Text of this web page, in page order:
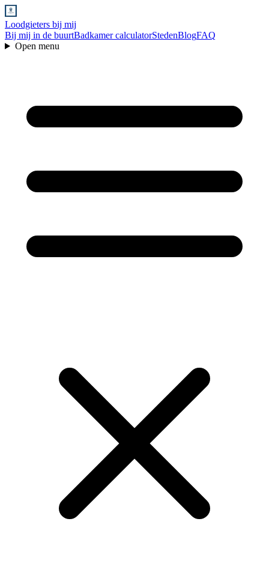
Loodgieters bij mij
Bij mij in de buurtBadkamer calculatorStedenBlogFAQ
Open menu